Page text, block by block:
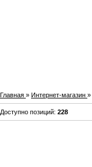
Главная » Интернет-магазин »
Доступно позиций: 228